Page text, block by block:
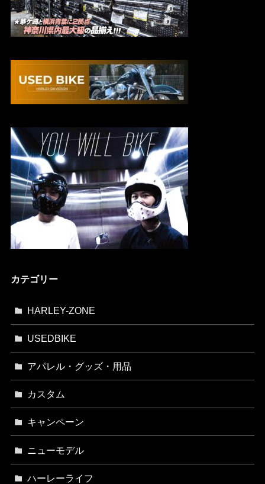
カテゴリー
HARLEY-ZONE
USEDBIKE
アパレル・グッズ・用品
カスタム
キャンペーン
ニューモデル
ハーレーライフ